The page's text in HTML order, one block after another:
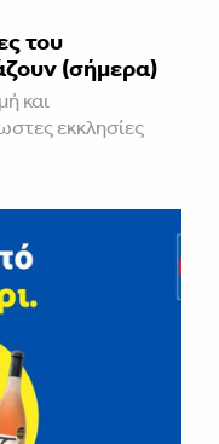
του
(σήμερα)
και
εκκλησίες